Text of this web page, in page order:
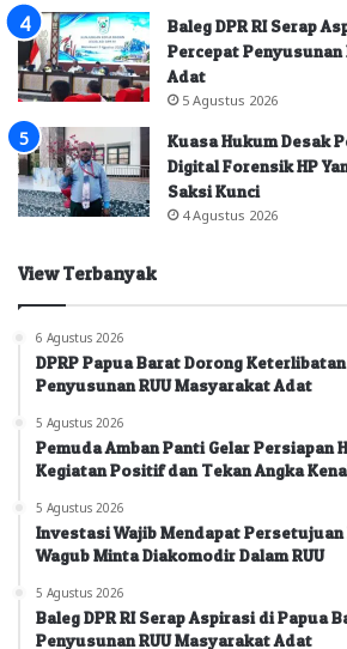
Baleg DPR RI Serap
Percepat Penyusunan
Adat
5 Agustus 2026
Kuasa Hukum Desak
Digital Forensik HP
Saksi Kunci
4 Agustus 2026
View Terbanyak
6 Agustus 2026
DPRP Papua Barat Dorong
Penyusunan RUU Masyarakat Adat
5 Agustus 2026
Pemuda Amban Panti Gelar Persiapan
Kegiatan Positif dan Tekan Angka
5 Agustus 2026
Investasi Wajib Mendapat
Wagub Minta Diakomodir Dalam RUU
5 Agustus 2026
Baleg DPR RI Serap Aspirasi di Papua
Penyusunan RUU Masyarakat Adat